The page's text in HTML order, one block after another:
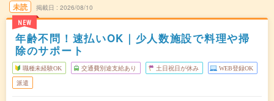
未読
NEW
掲載日 2026/08/10
年齢不問！速払いOK｜少人数施設で料理や掃
除のサポート
職種未経験OK 交通費別途支給あり 土日祝日が休み WEB登録OK
派遣